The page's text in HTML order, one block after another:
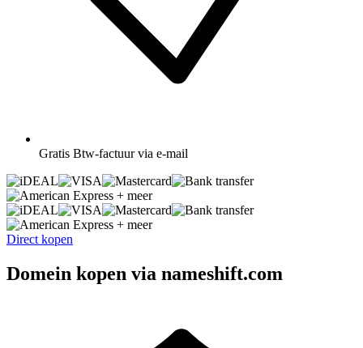
Gratis Btw-factuur via e-mail
+ meer
+ meer
Direct kopen
Domein kopen via nameshift.com